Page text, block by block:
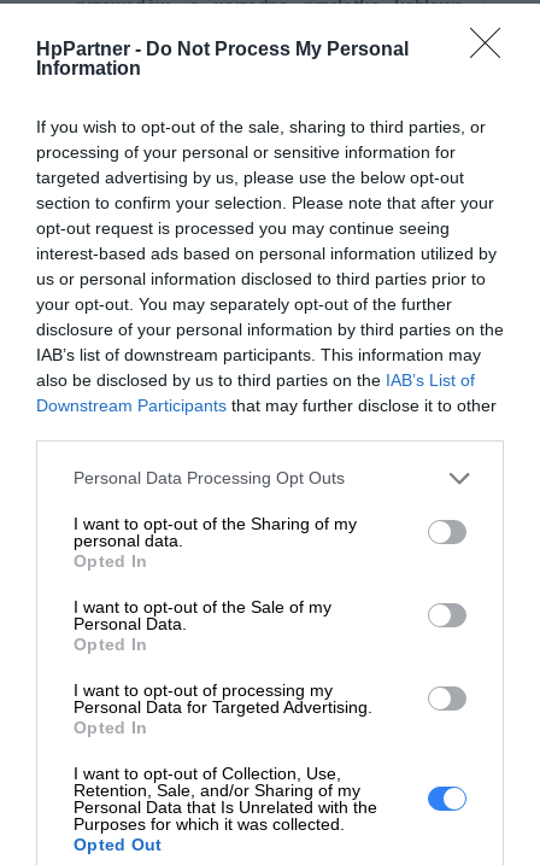
HpPartner - Do Not Process My Personal
Information
If you wish to opt-out of the sale, sharing to third parties, or
processing of your personal or sensitive information for
targeted advertising by us, please use the below opt-out
section to confirm your selection. Please note that after your
opt-out request is processed you may continue seeing
interest-based ads based on personal information utilized by
us or personal information disclosed to third parties prior to
your opt-out. You may separately opt-out of the further
disclosure of your personal information by third parties on the
IAB’s list of downstream participants. This information may
also be disclosed by us to third parties on the IAB’s List of
Downstream Participants that may further disclose it to other
Personal Data Processing Opt Outs
I want to opt-out of the Sharing of my
personal data.
Opted In
I want to opt-out of the Sale of my
Personal Data.
Opted In
I want to opt-out of processing my
Personal Data for Targeted Advertising.
Opted In
I want to opt-out of Collection, Use,
Retention, Sale, and/or Sharing of my
Personal Data that Is Unrelated with the
Purposes for which it was collected.
Opted Out
przewodów, a wygodna przelotka kablowa
zawsze podłączone, gdy jesteś w ruchu.
miękką podszewką, z przednią kieszenią
organizacyjną, można nosić pod pachą lub
wsunąć do torby, gdy nadejdzie czas zmiany
miejsca pracy.
Dezynfekuj swoje etui za pomocą środka
dezynfekującego w aerozolu lub chusteczki.
Poczuj się pewnie z etui, które jest zawsze
czyste.
Ogólne
Rodzaj
produktu
notebooka
Informacja o kompatybilnosci
HP Chromebook x360 11 G3
Elite Dragonfly G2
Thin Client mt645 G7 HP
Elite x360 1040 G9
Notebook, 830 G9 Notebook